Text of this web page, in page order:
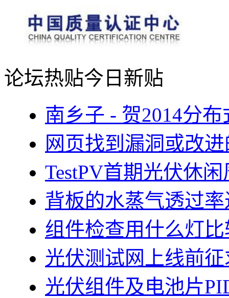
论坛热贴今日新贴
南乡子 - 贺2014分
网页找到漏洞或改
TestPV首期光伏休
背板的水蒸气透过
组件检查用什么灯
光伏测试网上线前
光伏组件及电池片